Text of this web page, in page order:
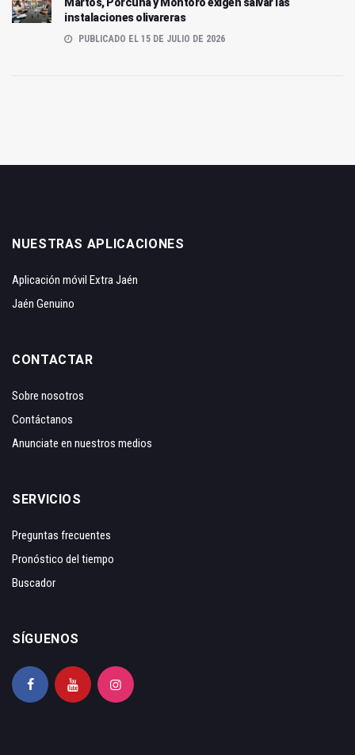
instalaciones olivareras
PUBLICADO EL 15 DE JULIO DE 2026
NUESTRAS APLICACIONES
Aplicación móvil Extra Jaén
Jaén Genuino
CONTACTAR
Sobre nosotros
Contáctanos
Anunciate en nuestros medios
SERVICIOS
Preguntas frecuentes
Pronóstico del tiempo
Buscador
SÍGUENOS